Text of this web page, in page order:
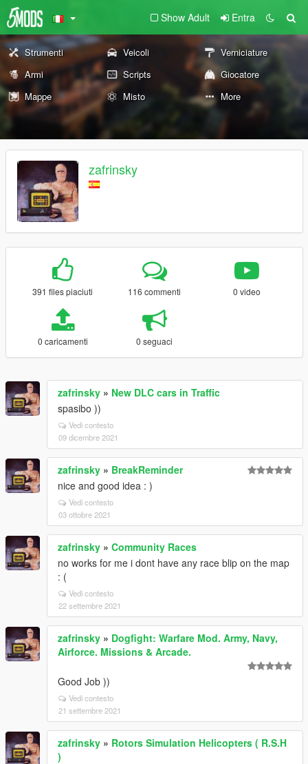
Show Adult Entra
Strumenti Veicoli
Verniciature
Armi
Scripts
Giocatore
Mappe
Misto More
zafrinsky
391 files piaciuti 116 commenti 0 video
0 caricamenti 0 seguaci
zafrinsky » New DLC cars in Traffic
spasibo ))
Vedi contesto
09 dicembre 2021
zafrinsky » BreakReminder
nice and good idea : )
Vedi contesto
03 ottobre 2021
zafrinsky » Community Races
no works for me i dont have any race blip on the map
: (
Vedi contesto
22 settembre 2021
zafrinsky » Dogfight: Warfare Mod. Army, Navy,
Airforce. Missions & Arcade.
Good Job ))
Vedi contesto
21 settembre 2021
zafrinsky » Rotors Simulation Helicopters ( R.S.H
)